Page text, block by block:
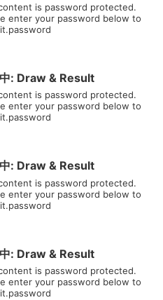
is password protected.
enter your password below to
: Draw & Result
is password protected.
enter your password below to
: Draw & Result
is password protected.
enter your password below to
: Draw & Result
is password protected.
enter your password below to